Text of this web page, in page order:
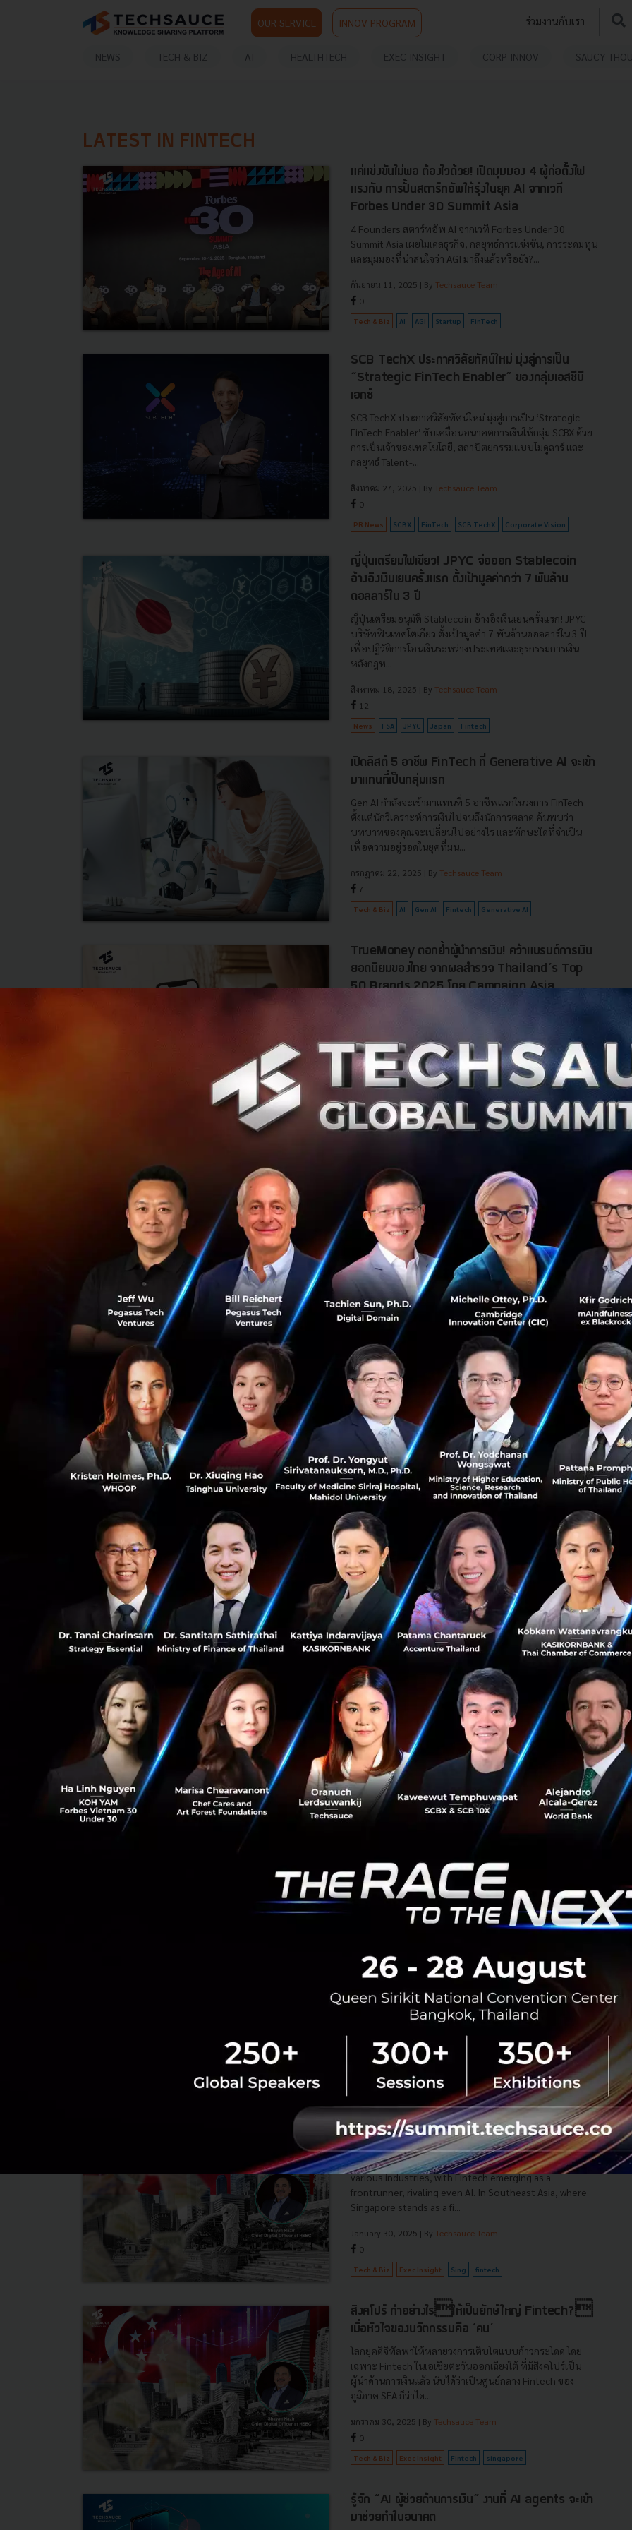
OUR SERVICE INNOV PROGRAM ร่วมงานกับเรา
NEWS TECH & BIZ AI HEALTHTECH EXEC INSIGHT CORP INNOV SAUCY
LATEST IN FINTECH
แค่แข่งขันไม่พอ ต้องไวด้วย! เปิดมุมมอง 4 ผู้ก่อตั้งไฟ
แรงกับ การปั้นสตาร์ทอัพให้รุ่งในยุค AI จากเวที
Forbes Under 30 Summit Asia
4 Founders สตาร์ทอัพ AI จากเวที Forbes Under 30
Summit Asia เผยโมเดลธุรกิจ, กลยุทธ์การแข่งขัน, การระดมทุน
และมุมมองที่น่าสนใจว่า AGI มาถึงแล้วหรือยัง?...
กันยายน 11, 2025 | By Techsauce Team
0
Tech & Biz AI AGI Startup FinTech
SCB TechX ประกาศวิสัยทัศน์ใหม่ มุ่งสู่การเป็น
“Strategic FinTech Enabler” ของกลุ่มเอสซีบี
เอกซ์
SCB TechX ประกาศวิสัยทัศน์ใหม่ มุ่งสู่การเป็น ‘Strategic
FinTech Enabler’ ขับเคลื่อนอนาคตการเงินให้กลุ่ม SCBX ด้วย
การเป็นเจ้าของเทคโนโลยี, สถาปัตยกรรมแบบโมดูลาร์ และ
กลยุทธ์ Talent-...
สิงหาคม 27, 2025 | By Techsauce Team
0
PR News SCBX FinTech SCB TechX Corporate Vision
ญี่ปุ่นเตรียมไฟเขียว! JPYC จ่อออก Stablecoin
อ้างอิงเงินเยนครั้งแรก ตั้งเป้ามูลค่ากว่า 7 พันล้าน
ดอลลาร์ใน 3 ปี
ญี่ปุ่นเตรียมอนุมัติ Stablecoin อ้างอิงเงินเยนครั้งแรก! JPYC
บริษัทฟินเทคโตเกียว ตั้งเป้ามูลค่า 7 พันล้านดอลลาร์ใน 3 ปี
เพื่อปฏิวัติการโอนเงินระหว่างประเทศและธุรกรรมการเงิน
หลังกฎห...
สิงหาคม 18, 2025 | By Techsauce Team
12
News FSA JPYC Japan Fintech
เปิดลิสต์ 5 อาชีพ FinTech ที่ Generative AI จะเข้า
มาแทนที่เป็นกลุ่มแรก
Gen AI กำลังจะเข้ามาแทนที่ 5 อาชีพแรกในวงการ FinTech
ตั้งแต่นักวิเคราะห์การเงินไปจนถึงนักการตลาด ค้นพบว่า
บทบาทของคุณจะเปลี่ยนไปอย่างไร และทักษะใดที่จำเป็น
เพื่อความอยู่รอดในยุคที่มน...
กรกฎาคม 22, 2025 | By Techsauce Team
7
Tech & Biz AI Gen AI Fintech Generative AI
TrueMoney ตอกย้ำผู้นำการเงิน! คว้าแบรนด์การเงิน
ยอดนิยมของไทย จากผลสำรวจ Thailand’s Top
50 Brands 2025 โดย Campaign Asia
Brands 2025 โดย Campaign Asia พร้อมเป็นแบรนด์ไทยหนึ่ง
เดียวใน Top 5...
กรกฎาคม 21, 2025| ByTechsauce Team
PR News FinTech TrueMoney Campaign Asia Digital Payment
Financial Services” พร้อมท้าชนยักษ์ใหญ่วงการ
การเงิน
Anthropic เปิดตัว Claude for Financial Services โซลูชัน AI
ใหม่ที่ช่วยให้นักวิเคราะห์การเงินทำงานได้เร็วและแม่นยำกว่า
เดิม ผ่านการเชื่อมต่อข้อมูลจาก Snowflake, S&P และอีก
มากมาย พร้อ...
กรกฎาคม 18, 2025| By
Techsauce Team
1
News AI Claude Anthropic
จ่ายบิลตรงเวลามีค่า! รัฐบาลเปิดทางใช้ "ประวัติค่าน้ำ-
ค่าไฟ" ยื่นกู้เงินผ่านแอป ‘ทางรัฐ’ ได้แล้ว
รัฐบาลดิจิทัลเปิดบริการใหม่! ประชาชนสามารถใช้ประวัติ
ชำระค่าน้ำ-ค่าไฟย้อนหลัง 6 เดือน ผ่านแอป ‘ทางรัฐ’ เป็น
เอกสารประกอบการขอสินเชื่อ ช่วยผู้ไม่มีรายได้ประจำเข้าถึง
แหล่งทุนได้ง่ายขึ้...
กรกฎาคม 17, 2025
Techsauce Team
News DGA FinTech สินเชื่อ
อบาคัส ดิจิทัล ประกาศแต่งตั้ง “คุณทับขวัญ หอม
จำปา” รักษาการ CEO เดินหน้าปักธงฟินเทคไทย ขยาย
ตลาดสินเชื่อออนไลน์ ตั้งเป้ากำไรโต 2 เท่าภายในปี
2568
อบาคัส ดิจิทัล ตั้ง 'ทับขวัญ หอมจำปา' นั่งรักษาการ CEO คน
ใหม่ สานต่อภารกิจขยายสินเชื่อออนไลน์ผ่านแอปมันนี่ทันเด
อร์ ตั้งเป้ากำไรโต 2 เท่าในปี 2568 ด้วยเทคโนโลยี AI...
กรกฎาคม 1, 2025
Techsauce Team
0
PR News AI Fintech Startup MoneyThunder
Visa เปิดตัว 6 บริการใหม่ ใช้ AI Agent ช้อปปิ้ง-
จ่ายเงินแทนได้
Visa เสนอบริการจ่ายเงินด้วย AI Agent ร่วมมือกับผู้นำวงการณ์
เอไออย่าง OpenAI, Perplexity, Microsoft และ Anthropic
รวมถึงจับมือกับพาร์ทเนอร์ในภูมิภาคอย่าง ANTS
News visa fintech payment ai-agent
5 สูตรลับสิงคโปร์เป็นยักษ์ FinTech จากสายตา
นักการธนาคาร | Tech for Biz EP. 39
“เรื่องเงิน ๆ ทอง ๆ มันเป็นเรื่องส่วนตัว ไม่ว่าคุณจะเป็นบริษัท
ใหญ่ SME หรือลูกค้าทั่วไป คนเราก็ต้องกังวลเรื่องเงิน เพราะ
มันคือปากท้อง ดังนั้น คุณต้องมีความเข้าใจและเห็นใจ ใส่ลงไป
เมษายน 22, 2025| By
Techsauce Team
TS Video fintech singapore
The Future of Fintech in SEA: A
Perspective from Shayan Hazir
The digital age is driving exponential growth across
various industries, with Fintech emerging as a
frontrunner, rivaling even AI. In Southeast Asia, where
Singapore stands as a fi...
January 30, 2025 | By Techsauce Team
0
Tech & Biz Exec Insight Sing fintech
สิงคโปร์ ทำอย่างไรให้เป็นยักษ์ใหญ่ Fintech?
เมื่อหัวใจของนวัตกรรมคือ ‘คน’
โลกยุคดิจิทัลพาให้หลายวงการเติบโตแบบก้าวกระโดด โดย
เฉพาะ Fintech ในเอเชียตะวันออกเฉียงใต้ ที่มีสิงคโปร์เป็น
ผู้นำด้านการเงินแล้ว นับได้ว่าเป็นศูนย์กลาง Fintech ของ
ภูมิภาค SEA ก็ว่าได...
มกราคม 30, 2025 | By Techsauce Team
0
Tech & Biz Exec Insight Fintech singapore
รู้จัก “AI ผู้ช่วยด้านการเงิน” งานที่ AI agents จะเข้า
มาช่วยทำในอนาคต